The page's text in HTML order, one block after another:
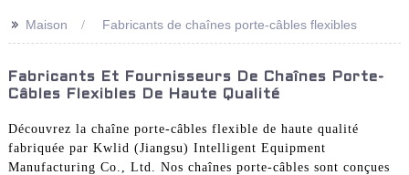
>> Maison Fabricants de chaînes porte-câbles flexibles
Fabricants Et Fournisseurs De Chaînes Porte-
Câbles Flexibles De Haute Qualité
Découvrez la chaîne porte-câbles flexible de haute qualité
fabriquée par Kwlid (Jiangsu) Intelligent Equipment
Manufacturing Co., Ltd. Nos chaînes porte-câbles sont conçues